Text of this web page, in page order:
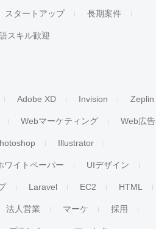
スタートアップ 長期案件
スキル歓迎
Adobe XD Invision Zeplin
Webマーケティング Web広告
Illustrator
ワイトペーパー UIデザイン
Laravel EC2 HTML
法人営業 マーケ 採用